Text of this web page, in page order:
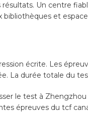
Un centre
et
écrite. Les
La durée totale du
le test à
épreuves du tcf